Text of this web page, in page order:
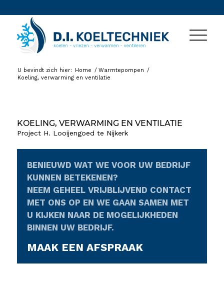
U bevindt zich hier: Home / Warmtepompen /
Koeling, verwarming en ventilatie
KOELING, VERWARMING EN VENTILATIE
Project H. Looijengoed te Nijkerk
BENIEUWD WAT WE VOOR UW BEDRIJF
KUNNEN BETEKENEN?
NEEM GEHEEL VRIJBLIJVEND CONTACT
MET ONS OP EN WE GAAN SAMEN MET
U KIJKEN NAAR DE MOGELIJKHEDEN
BINNEN UW BEDRIJF.
MAAK EEN AFSPRAAK